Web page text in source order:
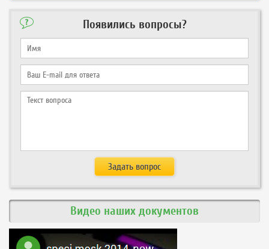
Появились вопросы?
Видео наших документов